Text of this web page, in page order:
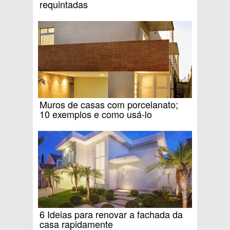
requintadas
Muros de casas com porcelanato;
10 exemplos e como usá-lo
6 Ideias para renovar a fachada da
casa rapidamente